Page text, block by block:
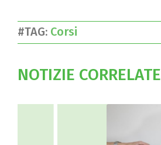
#TAG: Corsi
NOTIZIE CORRELATE